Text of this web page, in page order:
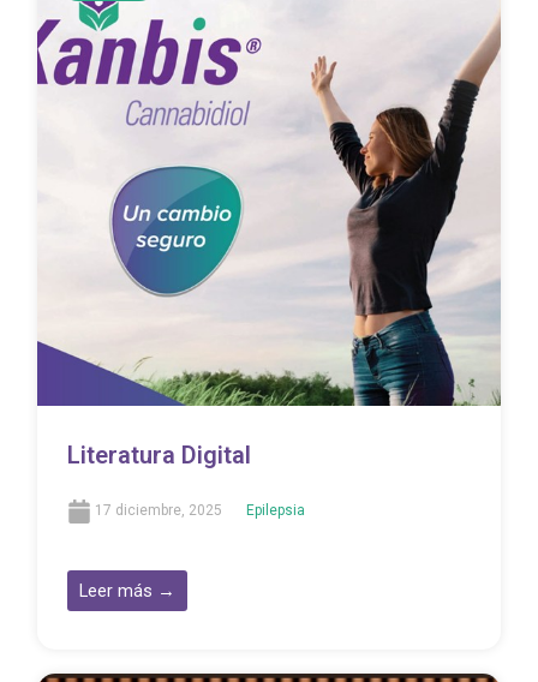
Literatura Digital
17 diciembre, 2025 Epilepsia
Leer más →